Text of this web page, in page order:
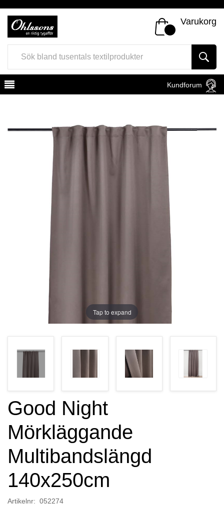
Varukorg
Kundforum
Tap to expand
Good Night
Mörkläggande
Multibandslängd
140x250cm
Artikelnr: 052274